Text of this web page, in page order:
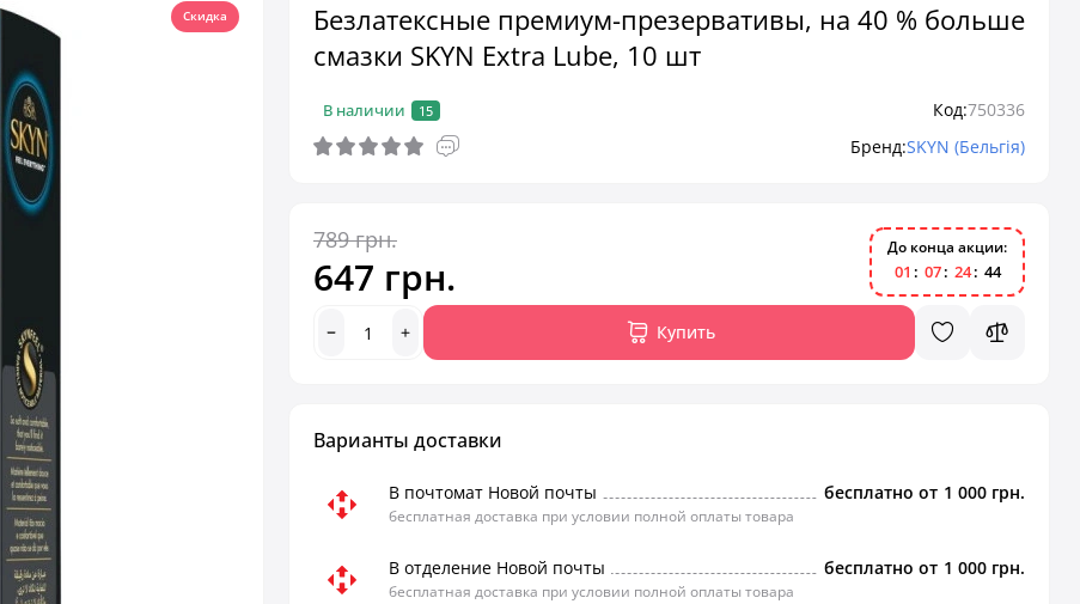
Скидка
Безлатексные премиум-презервативы, на 40 % больше
смазки SKYN Extra Lube, 10 шт
В наличии 15 Код:750336
Бренд:SKYN (Бельгія)
789 грн.
647 грн.
До конца акции:
01 07 24 44
Купить
Варианты доставки
В почтомат Новой почты
бесплатная доставка при условии полной оплаты товара
бесплатно от 1 000 грн.
В отделение Новой почты
бесплатная доставка при условии полной оплаты товара
бесплатно от 1 000 грн.